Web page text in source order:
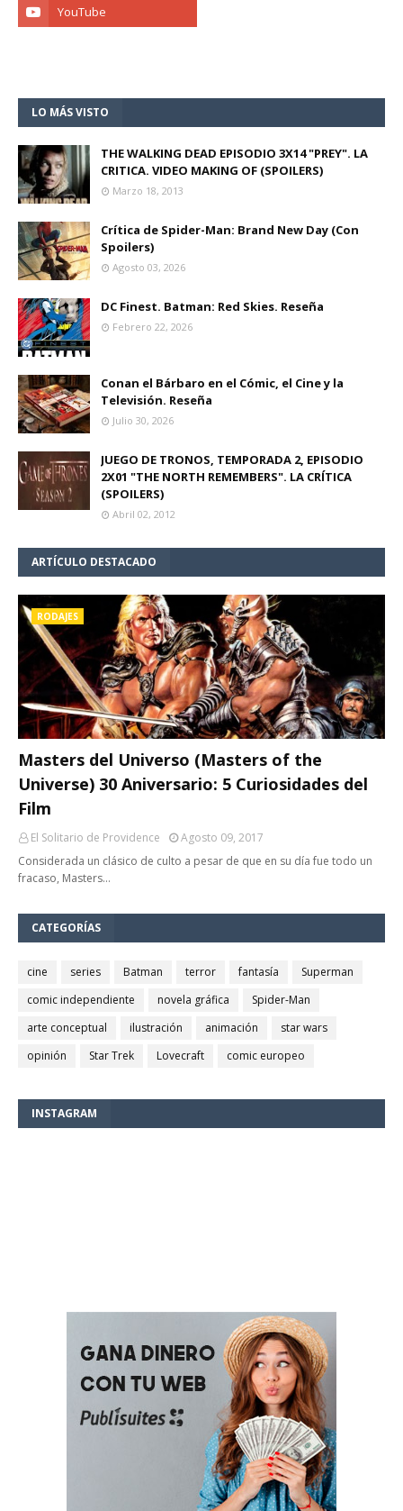
LO MÁS VISTO
THE WALKING DEAD EPISODIO 3X14 "PREY". LA
CRITICA. VIDEO MAKING OF (SPOILERS)
Marzo 18, 2013
Crítica de Spider-Man: Brand New Day (Con
Spoilers)
Agosto 03, 2026
DC Finest. Batman: Red Skies. Reseña
Febrero 22, 2026
Conan el Bárbaro en el Cómic, el Cine y la
Televisión. Reseña
Julio 30, 2026
JUEGO DE TRONOS, TEMPORADA 2, EPISODIO
2X01 "THE NORTH REMEMBERS". LA CRÍTICA
(SPOILERS)
Abril 02, 2012
ARTÍCULO DESTACADO
RODAJES
Masters del Universo (Masters of the
Universe) 30 Aniversario: 5 Curiosidades del
Film
El Solitario de Providence
Agosto 09, 2017
Considerada un clásico de culto a pesar de que en su día fue todo un
fracaso, Masters…
CATEGORÍAS
cine series Batman terror fantasía
Superman
comic independiente
novela gráfica
Spider-Man
arte conceptual
ilustración animación
star wars
opinión
Star Trek Lovecraft comic europeo
INSTAGRAM